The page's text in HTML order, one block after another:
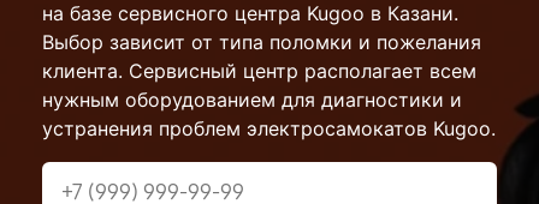
на базе сервисного центра Kugoo в Казани.
Выбор зависит от типа поломки и пожелания
клиента. Сервисный центр располагает всем
нужным оборудованием для диагностики и
устранения проблем электросамокатов Kugoo.